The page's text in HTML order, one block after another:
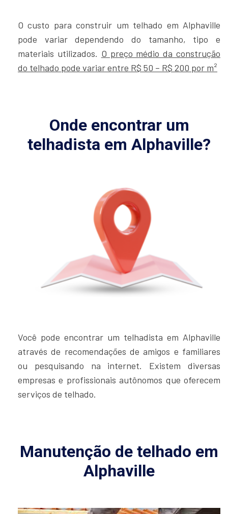
O custo para construir um telhado em Alphaville
pode variar dependendo do tamanho, tipo e
materiais utilizados. O preço médio da construção
do telhado pode variar entre R$ 50 – R$ 200 por m²
Onde encontrar um
telhadista em Alphaville?
Você pode encontrar um telhadista em Alphaville
através de recomendações de amigos e familiares
ou pesquisando na internet. Existem diversas
empresas e profissionais autônomos que oferecem
serviços de telhado.
Manutenção de telhado em
Alphaville